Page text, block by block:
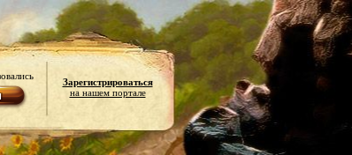
Зарегистрироваться
на нашем портале